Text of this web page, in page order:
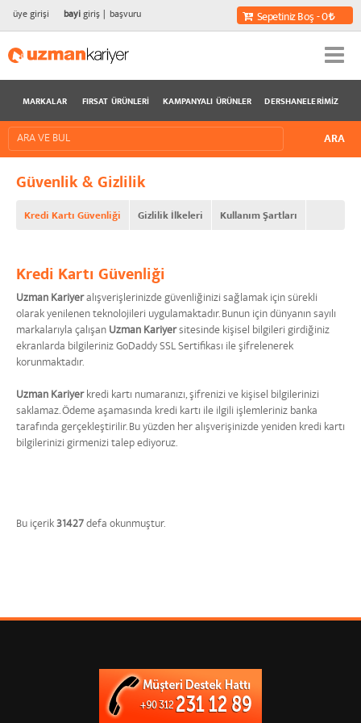
üye girişi bayigiriş başvuru Sepetiniz Boş - 0
MARKALAR FIRSAT ÜRÜNLERI KAMPANYALI ÜRÜNLER DERSHANELERIMIZ
Güvenlik & Gizlilik
Kredi Kartı Güvenliği Gizlilik İlkeleri Kullanım Şartları
Kredi Kartı Güvenliği
Uzman Kariyeralışverişlerinizde güvenliğinizi sağlamak için sürekli
olarak yenilenen teknolojileri uygulamaktadır. Bunun için dünyanın sayılı
markalarıyla çalışan Uzman Kariyersitesinde kişisel bilgileri girdiğiniz
ekranlarda bilgileriniz GoDaddy SSL Sertifikası ile şifrelenerek
korunmaktadır.
Uzman Kariyerkredi kartı numaranızı, şifrenizi ve kişisel bilgilerinizi
saklamaz. Ödeme aşamasında kredi kartı ile ilgili işlemleriniz banka
tarafında gerçekleştirilir. Bu yüzden her alışverişinizde yeniden kredi kartı
bilgilerinizi girmenizi talep ediyoruz.
Bu içerik31427defa okunmuştur.